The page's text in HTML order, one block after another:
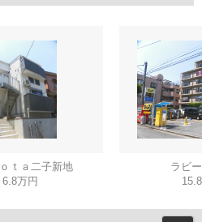
ｔａ二子新地
6.8万円
ラビ